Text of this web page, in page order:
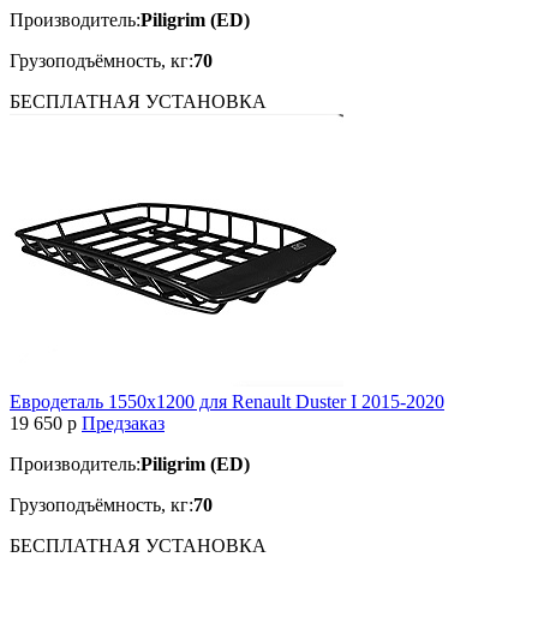
Производитель:Piligrim (ED)
Грузоподъёмность, кг:70
БЕСПЛАТНАЯ УСТАНОВКА
Евродеталь 1550х1200 для Renault Duster I 2015-2020
19 650 p Предзаказ
Производитель:Piligrim (ED)
Грузоподъёмность, кг:70
БЕСПЛАТНАЯ УСТАНОВКА